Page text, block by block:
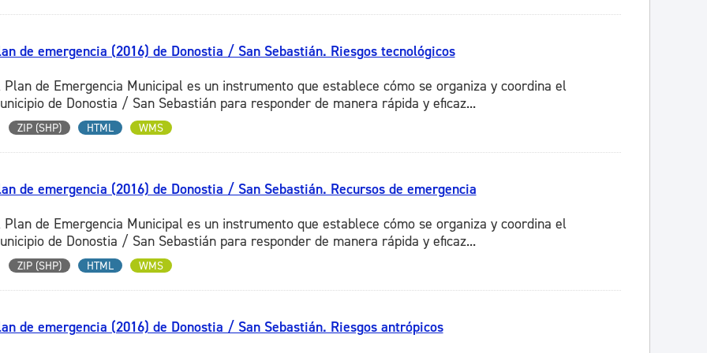
de emergencia (2016) de Donostia / San Sebastián. Riesgos tecnológicos
Plan de Emergencia Municipal es un instrumento que establece cómo se organiza y coordina el
de Donostia / San Sebastián para responder de manera rápida y eficaz...
ZIP (SHP) HTML WMS
de emergencia (2016) de Donostia / San Sebastián. Recursos de emergencia
Plan de Emergencia Municipal es un instrumento que establece cómo se organiza y coordina el
de Donostia / San Sebastián para responder de manera rápida y eficaz...
ZIP (SHP) HTML WMS
de emergencia (2016) de Donostia / San Sebastián. Riesgos antrópicos